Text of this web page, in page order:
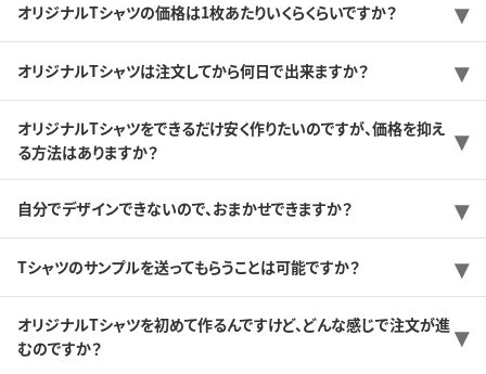
オリジナルTシャツの価格は1枚あたりいくらくらいですか？
オリジナルTシャツは注文してから何日で出来ますか？
オリジナルTシャツをできるだけ安く作りたいのですが、価格を抑え
る方法はありますか？
自分でデザインできないので、おまかせできますか？
Tシャツのサンプルを送ってもらうことは可能ですか？
オリジナルTシャツを初めて作るんですけど、どんな感じで注文が進
むのですか？